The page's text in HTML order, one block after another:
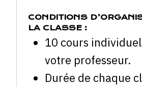
CONDITIONS
LA CLASSE :
10 cours
votre professeur.
Durée de chaque